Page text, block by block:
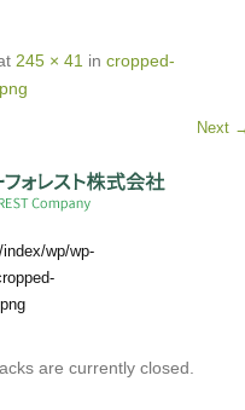
245 × 41 in cropped-
Next
wp/wp-
are currently closed.